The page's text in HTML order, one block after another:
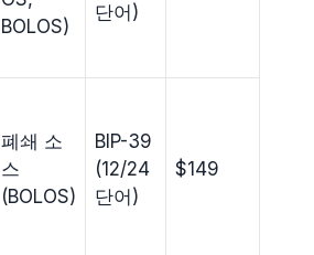
BOLOS)
단어)
폐쇄 소
스
(BOLOS)
BIP-39
(12/24
단어)
$149